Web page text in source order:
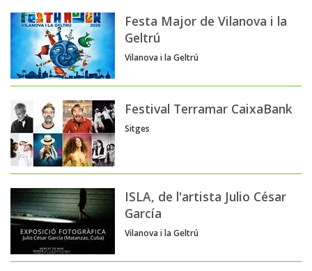
Festa Major de Vilanova i la
Geltrú
Vilanova i la Geltrú
Festival Terramar CaixaBank
Sitges
ISLA, de l'artista Julio César
García
Vilanova i la Geltrú